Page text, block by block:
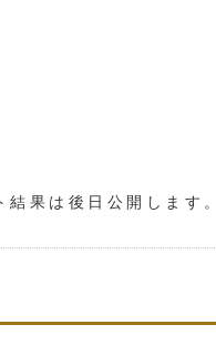
果は後日公開します。